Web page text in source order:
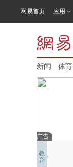
网易首页 应用
新闻 体育
广告
教
育